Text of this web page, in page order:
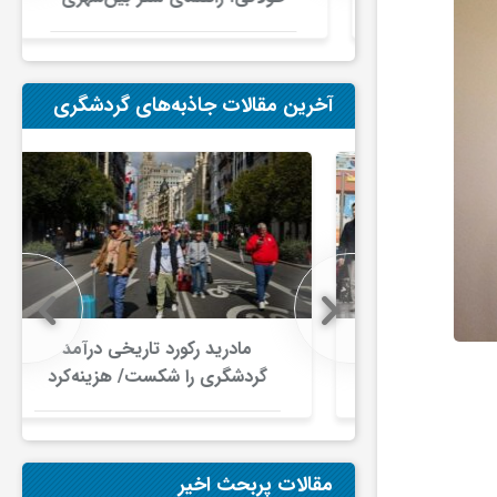
در ایران
آخرین مقالات جاذبه‌های گردشگری
گردشگری
گذشت/
مادرید رکورد تاریخی درآمد
گردشگری را شکست/ هزینه‌کرد
گردشگران خارجی از ۱۰ میلیارد
مقالات پربحث اخیر